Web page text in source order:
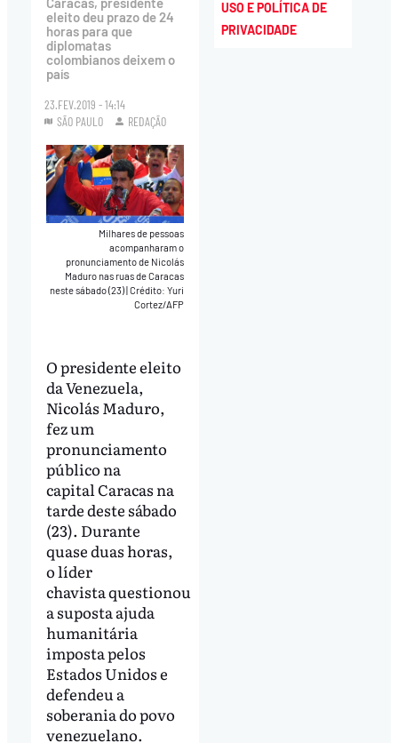
eleito deu prazo de 24
horas para que
diplomatas
colombianos deixem o
país
23.FEV.2019 - 14:14
SÃO PAULO
REDAÇÃO
Milhares de pessoas
acompanharam o
pronunciamento de Nicolás
Maduro nas ruas de Caracas
neste sábado (23)|Crédito: Yuri
Cortez/AFP
O presidente eleito
da Venezuela,
Nicolás Maduro,
fez um
pronunciamento
público na
capital Caracas na
tarde deste sábado
(23). Durante
quase duas horas,
o líder
chavista questionou
a suposta ajuda
humanitária
imposta pelos
Estados Unidos e
defendeu a
soberania do povo
venezuelano.
USO E POLÍTICA DE
PRIVACIDADE